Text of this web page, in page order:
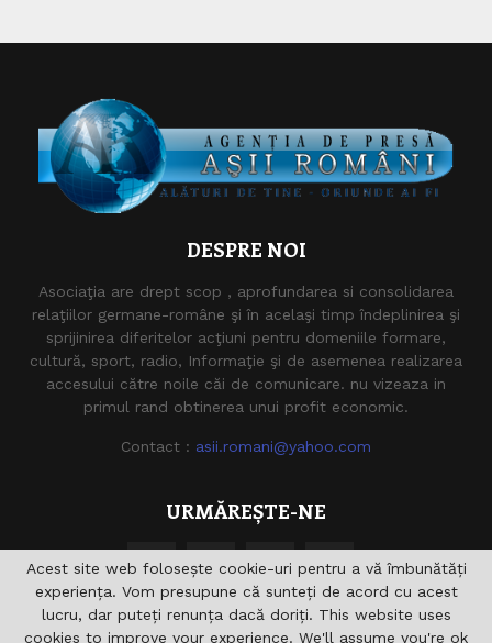
DESPRE NOI
Asociaţia are drept scop , aprofundarea si consolidarea
relaţiilor germane-române şi în acelaşi timp îndeplinirea şi
sprijinirea diferitelor acţiuni pentru domeniile formare,
cultură, sport, radio, Informaţie şi de asemenea realizarea
accesului către noile căi de comunicare. nu vizeaza in
primul rand obtinerea unui profit economic.
Contact : asii.romani@yahoo.com
URMĂREȘTE-NE
Acest site web folosește cookie-uri pentru a vă îmbunătăți
experiența. Vom presupune că sunteți de acord cu acest
lucru, dar puteți renunța dacă doriți. This website uses
cookies to improve your experience. We'll assume you're ok